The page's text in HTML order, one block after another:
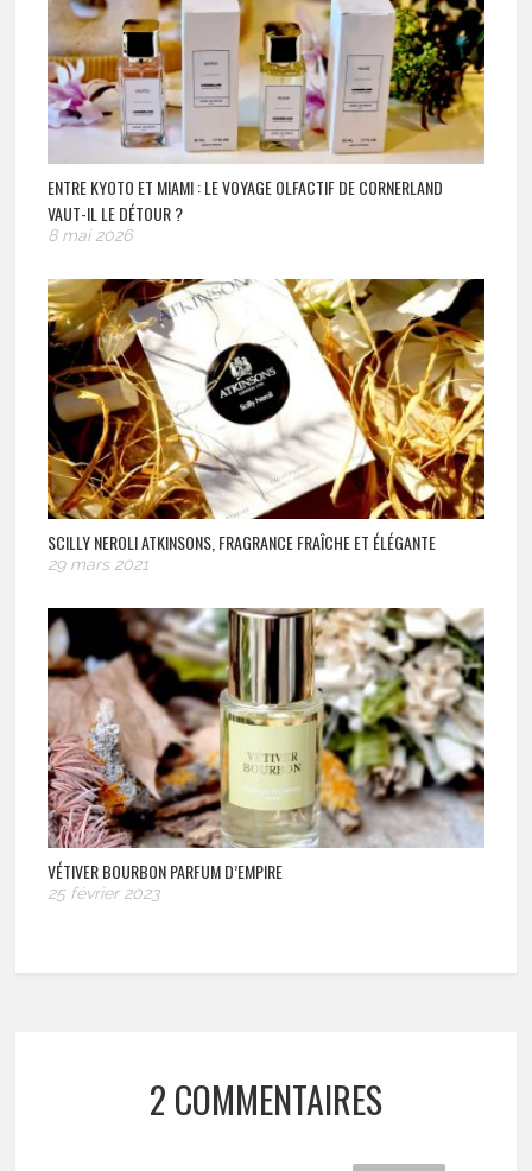
ENTRE KYOTO ET MIAMI : LE VOYAGE OLFACTIF DE CORNERLAND
VAUT-IL LE DÉTOUR ?
8 mai 2026
SCILLY NEROLI ATKINSONS, FRAGRANCE FRAÎCHE ET ÉLÉGANTE
29 mars 2021
VÉTIVER BOURBON PARFUM D’EMPIRE
25 février 2023
2 COMMENTAIRES